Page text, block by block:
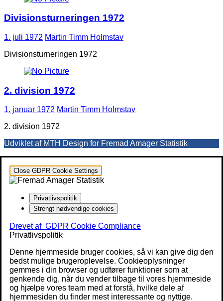
Divisionsturneringen 1972
1. juli 1972 Martin Timm Holmstav
Divisionsturneringen 1972
2. division 1972
1. januar 1972 Martin Timm Holmstav
2. division 1972
Udviklet af MTH Design for Fremad Amager Statistik
Close GDPR Cookie Settings
Privatlivspolitik
Strengt nødvendige cookies
Drevet af GDPR Cookie Compliance
Privatlivspolitik
Denne hjemmeside bruger cookies, så vi kan give dig den
bedst mulige brugeroplevelse. Cookieoplysninger
gemmes i din browser og udfører funktioner som at
genkende dig, når du vender tilbage til vores hjemmeside
og hjælpe vores team med at forstå, hvilke dele af
hjemmesiden du finder mest interessante og nyttige.